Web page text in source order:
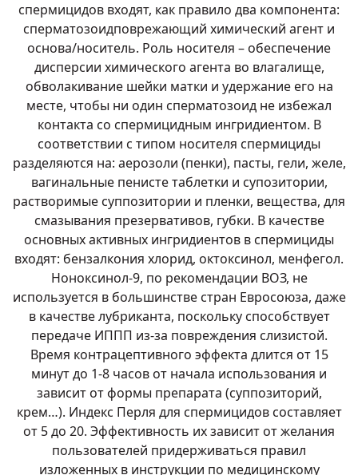
спермицидов входят, как правило два компонента:
сперматозоидповрежающий химический агент и
основа/носитель. Роль носителя – обеспечение
дисперсии химического агента во влагалище,
обволакивание шейки матки и удержание его на
месте, чтобы ни один сперматозоид не избежал
контакта со спермицидным ингридиентом. В
соответствии с типом носителя спермициды
разделяются на: аерозоли (пенки), пасты, гели, желе,
вагинальные пенисте таблетки и супозитории,
растворимые суппозитории и пленки, вещества, для
смазывания презервативов, губки. В качестве
основных активных ингридиентов в спермициды
входят: бензалкония хлорид, октоксинол, менфегол.
Ноноксинол-9, по рекомендации ВОЗ, не
используется в большинстве стран Евросоюза, даже
в качестве лубриканта, поскольку способствует
передаче ИППП из-за повреждения слизистой.
Время контрацептивного эффекта длится от 15
минут до 1-8 часов от начала использования и
зависит от формы препарата (суппозиторий,
крем…). Индекс Перля для спермицидов составляет
от 5 до 20. Эффективность их зависит от желания
пользователей придерживаться правил
изложенных в инструкции по медицинскому